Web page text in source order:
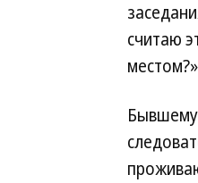
считаю